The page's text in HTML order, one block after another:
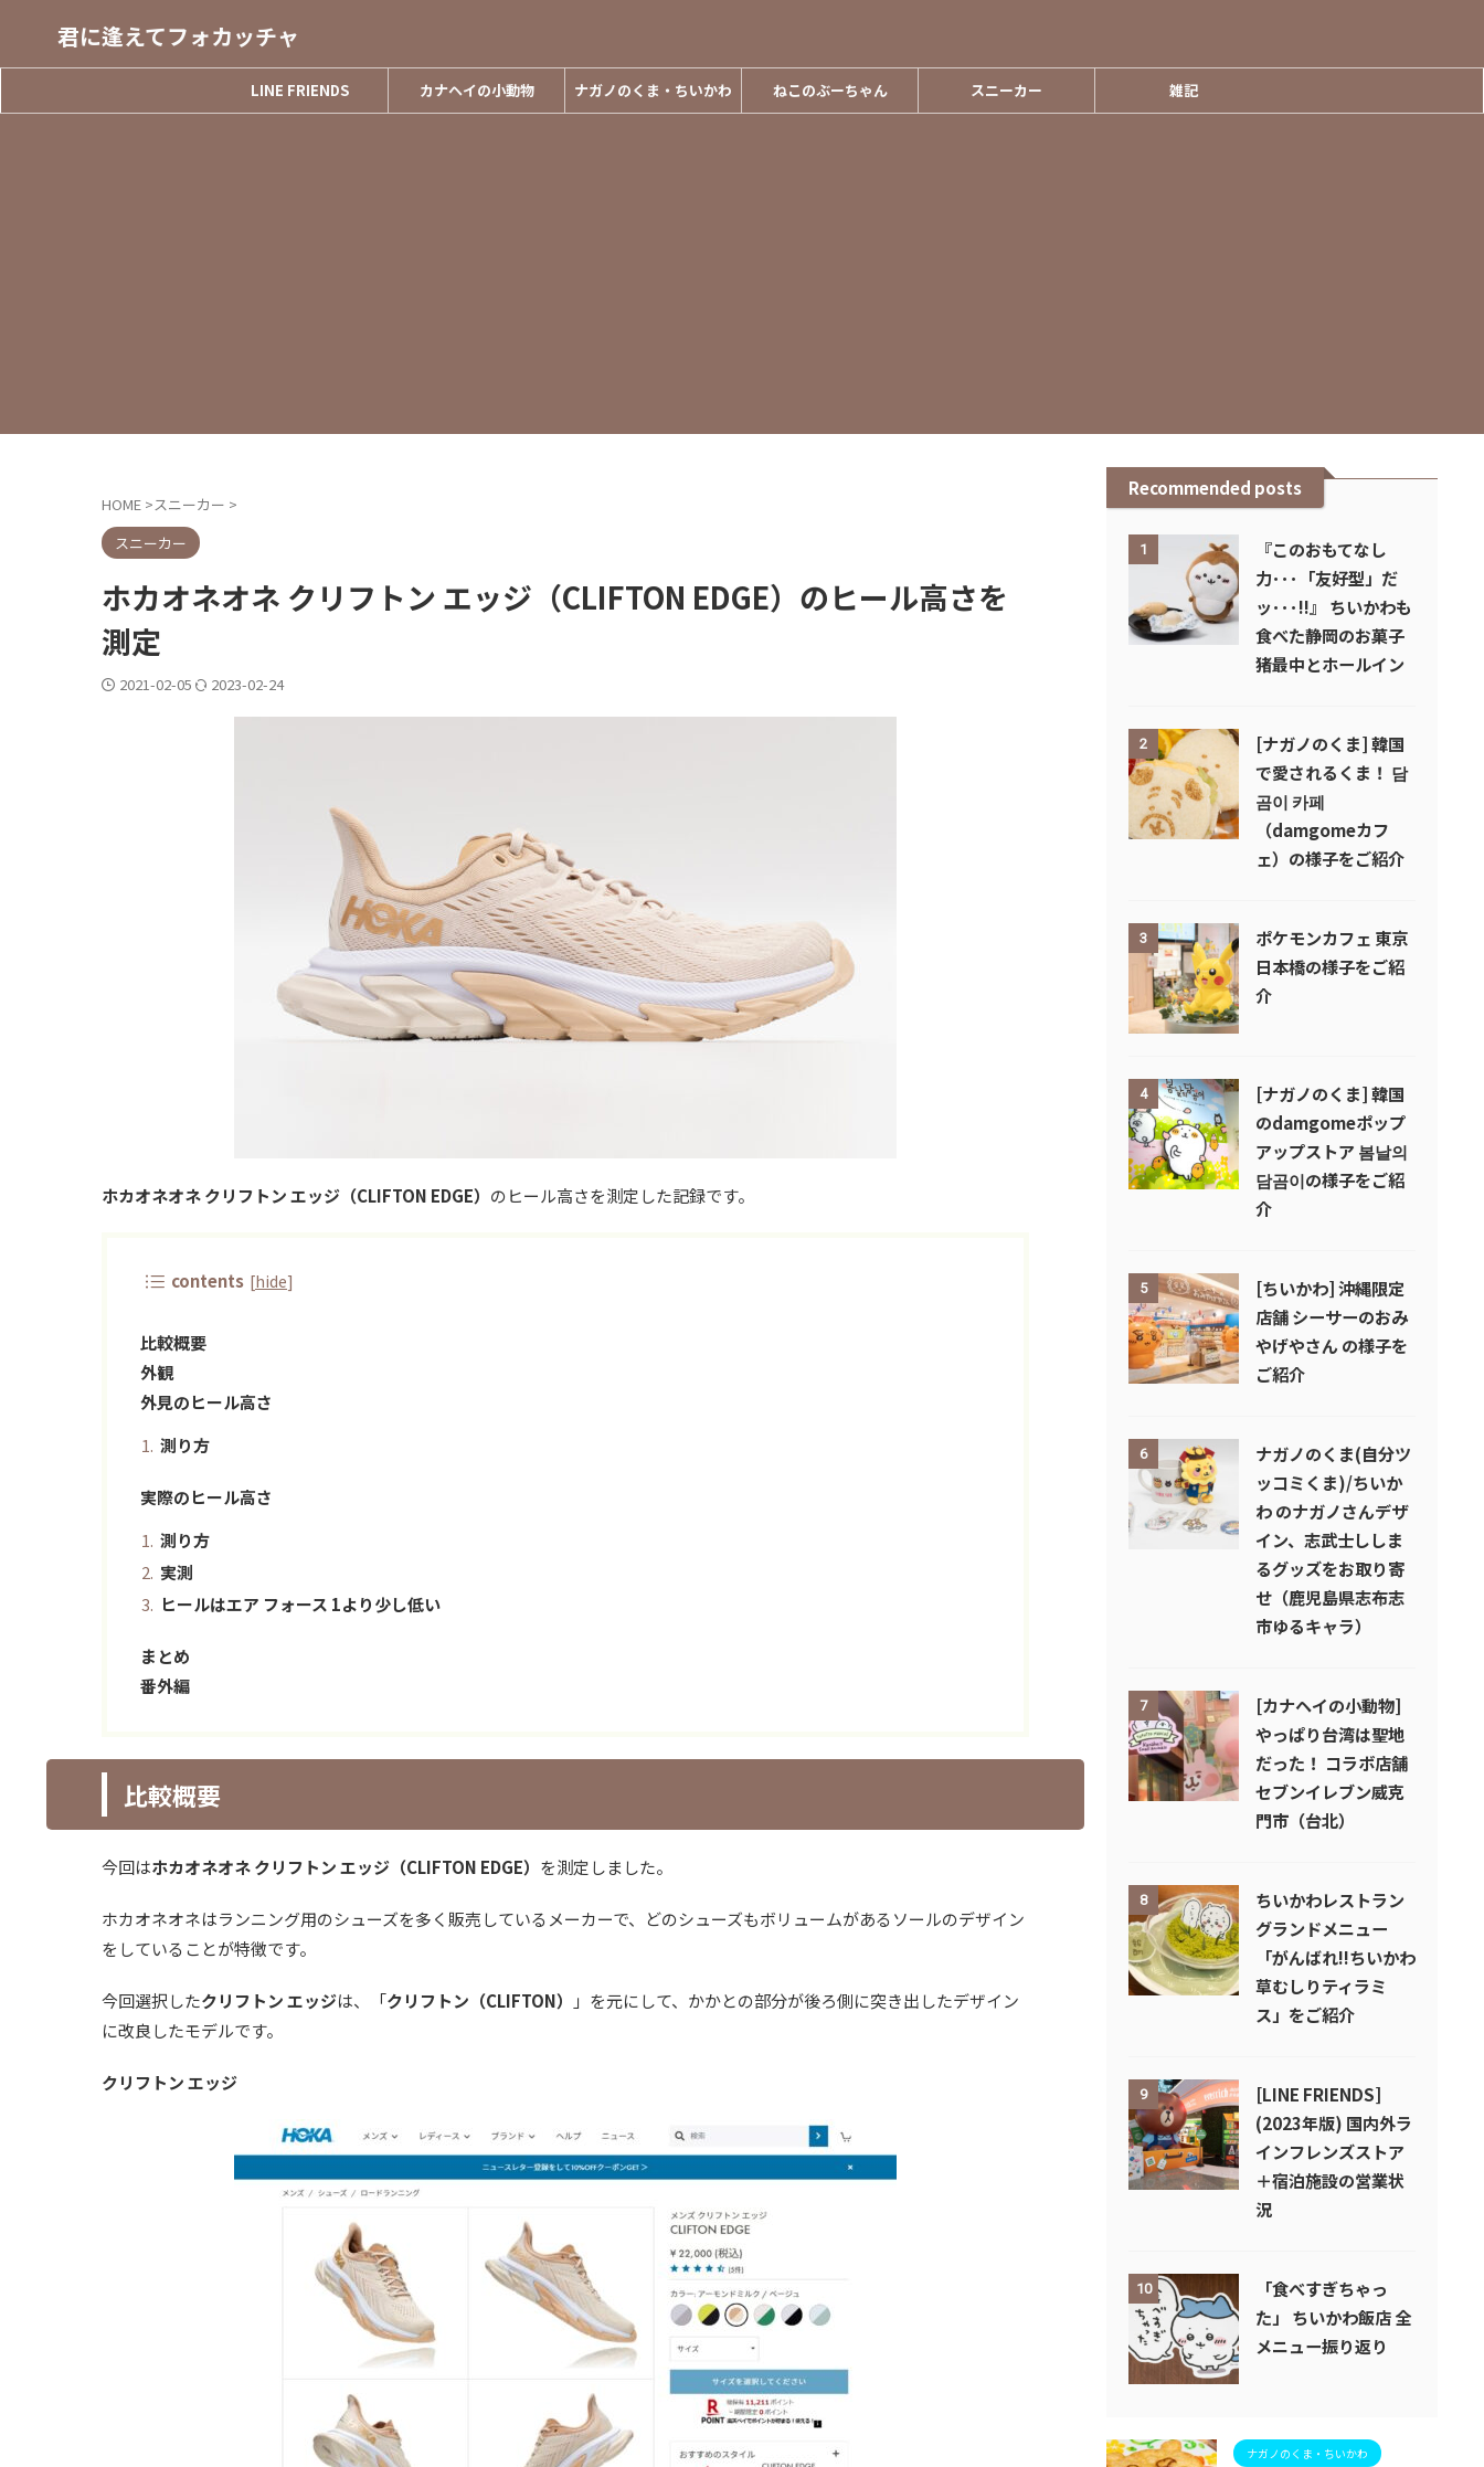
君に逢えてフォカッチャ
LINE FRIENDS カナヘイの小動物 ナガノのくま・ちいかわ ねこのぶーちゃん スニーカー 雑記
HOME >スニーカー >
スニーカー
ホカオネオネ クリフトン エッジ（CLIFTON EDGE）のヒール高さを
測定
2021-02-05 2023-02-24
ホカオネオネ クリフトン エッジ（CLIFTON EDGE） のヒール高さを測定した記録です。
contents [hide]
比較概要
外観
外見のヒール高さ
測り方
実際のヒール高さ
測り方
実測
ヒールはエア フォース 1より少し低い
まとめ
番外編
比較概要
今回はホカオネオネ クリフトン エッジ（CLIFTON EDGE） を測定しました。
ホカオネオネはランニング用のシューズを多く販売しているメーカーで、どのシューズもボリュームがあるソールのデザイン
をしていることが特徴です。
今回選択したクリフトン エッジは、「クリフトン（CLIFTON）
」を元にして、かかとの部分が後ろ側に突き出したデザイン
に改良したモデルです。
クリフトン エッジ
Recommended posts
1
『このおもてなし
力･･･「友好型」だ
ッ･･･!!』 ちいかわも
食べた静岡のお菓子
猪最中とホールイン
2
[ナガノのくま] 韓国
で愛されるくま！ 담
곰이 카페
（damgomeカフ
ェ）の様子をご紹介
3
ポケモンカフェ 東京
日本橋の様子をご紹
介
4
[ナガノのくま] 韓国
のdamgomeポップ
アップストア 봄날의
담곰이の様子をご紹
介
5
[ちいかわ] 沖縄限定
店舗 シーサーのおみ
やげやさん の様子を
ご紹介
6
ナガノのくま(自分ツ
ッコミくま)/ちいか
わ のナガノさんデザ
イン、志武士ししま
るグッズをお取り寄
せ（鹿児島県志布志
市ゆるキャラ）
7
[カナヘイの小動物]
やっぱり台湾は聖地
だった！ コラボ店舗
セブンイレブン威克
門市（台北）
8
ちいかわレストラン
グランドメニュー
「がんばれ!!ちいかわ
草むしりティラミ
ス」をご紹介
9
[LINE FRIENDS]
(2023年版) 国内外ラ
インフレンズストア
＋宿泊施設の営業状
況
10
「食べすぎちゃっ
た」 ちいかわ飯店 全
メニュー振り返り
ナガノのくま・ちいかわ